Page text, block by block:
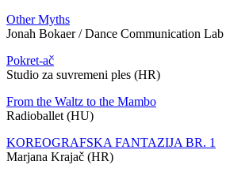
Other Myths
Jonah Bokaer / Dance Communication Lab
Pokret-ač
Studio za suvremeni ples (HR)
From the Waltz to the Mambo
Radioballet (HU)
KOREOGRAFSKA FANTAZIJA BR. 1
Marjana Krajač (HR)